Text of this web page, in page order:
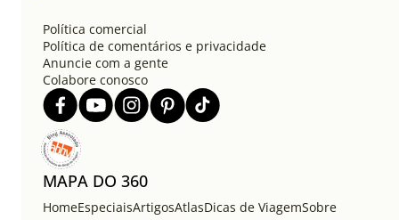
Política comercial
Política de comentários e privacidade
Anuncie com a gente
Colabore conosco
MAPA DO 360
HomeEspeciaisArtigosAtlasDicas de ViagemSobre